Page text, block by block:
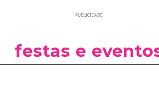
PUBLICIDADE
festas e